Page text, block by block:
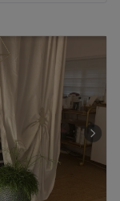
09:30
18:30
16:00
18:30
18:30
Fermé
Fermé
les-